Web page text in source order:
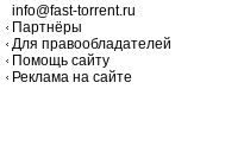
info@fast-torrent.ru
Партнёры
Для правообладателей
Помощь сайту
Реклама на сайте